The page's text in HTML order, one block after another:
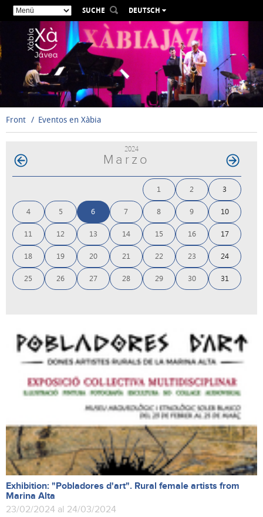
SUCHE
DEUTSCH
ESPAÑOL
VALENCIÀ
FRANÇAIS
РУССКИЙ
Front Eventos en Xàbia
2024
Marzo
1 2 3
4 5 6 7 8 9 10
11 12 13 14 15 16 17
18 19 20 21 22 23 24
25 26 27 28 29 30 31
Exhibition: "Pobladores d'art". Rural female artists from
Marina Alta
23/02/2024 al 24/03/2024